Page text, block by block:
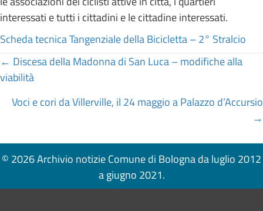
interessati e tutti i cittadini e le cittadine interessati.
Scheda tecnica Tangenziale della Bicicletta – 2° Stralcio
Posts
navigation
← Discesa della Madonna di San Luca – modifiche alla
viabilità
Voci e cori da Villerville, il 24 maggio a Palazzo d’Accursio
→
© 2026 Archivio notizie Comune di Bologna da luglio 2012
a giugno 2021.